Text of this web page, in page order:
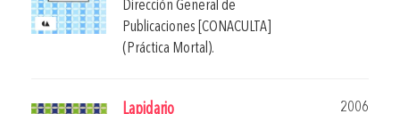
Dirección General de
Publicaciones [CONACULTA]
(Práctica Mortal).
Lapidario 2006